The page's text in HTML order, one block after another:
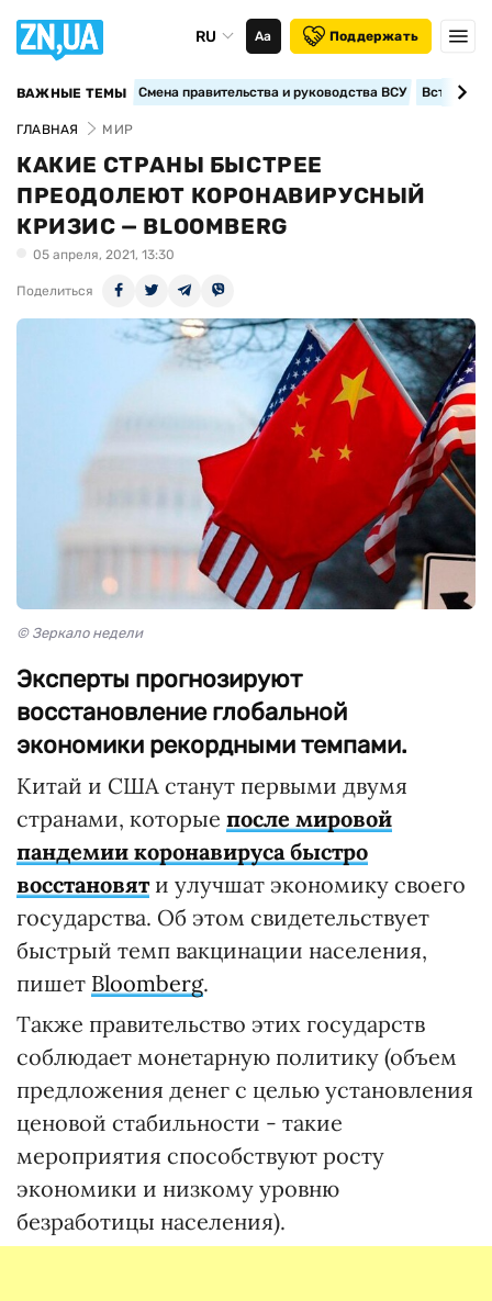
RU Аа Поддержать
ВАЖНЫЕ ТЕМЫ Смена правительства и руководства ВСУ
ГЛАВНАЯ МИР
КАКИЕ СТРАНЫ БЫСТРЕЕ
ПРЕОДОЛЕЮТ КОРОНАВИРУСНЫЙ
КРИЗИС — BLOOMBERG
05 апреля, 2021, 13:30
Поделиться
© Зеркало недели
Эксперты прогнозируют
восстановление глобальной
экономики рекордными темпами.
Китай и США станут первыми двумя
странами, которые после мировой
пандемии коронавируса быстро
восстановяти улучшат экономику своего
государства. Об этом свидетельствует
быстрый темп вакцинации населения,
пишет Bloomberg.
Также правительство этих государств
соблюдает монетарную политику (объем
предложения денег с целью установления
ценовой стабильности - такие
мероприятия способствуют росту
экономики и низкому уровню
безработицы населения).